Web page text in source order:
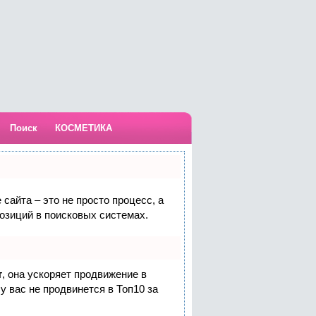
Поиск КОСМЕТИКА
– это не просто процесс, а
в поисковых системах.
, она ускоряет продвижение в
вас не продвинется в Топ10 за